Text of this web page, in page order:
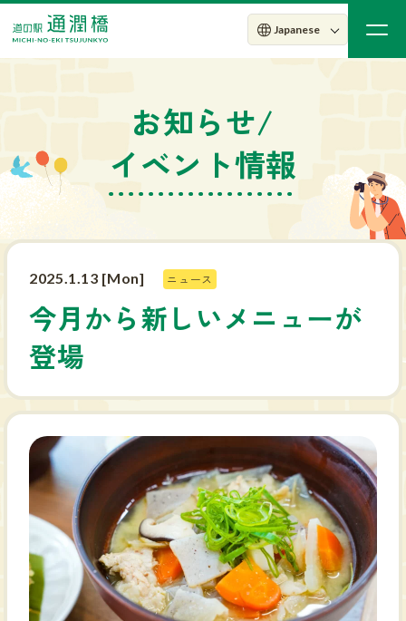
お知らせ/
イベント情報
2025.1.13 [Mon] ニュース
今月から新しいメニューが
登場